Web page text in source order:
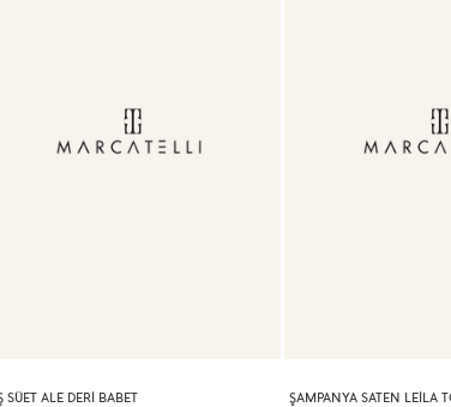
SÜET ALE DERI BABET ŞAMPANYA SATEN LEILA